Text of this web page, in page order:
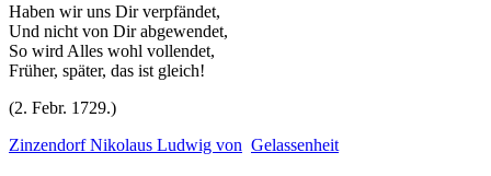
Haben wir uns Dir verpfändet,
Und nicht von Dir abgewendet,
So wird Alles wohl vollendet,
Früher, später, das ist gleich!
(2. Febr. 1729.)
Zinzendorf Nikolaus Ludwig von Gelassenheit